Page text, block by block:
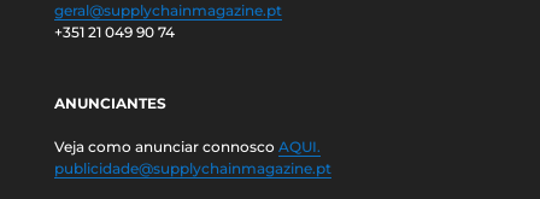
geral@supplychainmagazine.pt
+351 21 049 90 74
ANUNCIANTES
Veja como anunciar connosco AQUI.
publicidade@supplychainmagazine.pt